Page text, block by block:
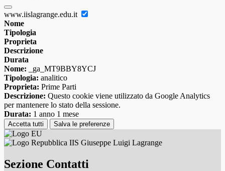
www.iislagrange.edu.it
Nome
Tipologia
Proprieta
Descrizione
Durata
Nome: _ga_MT9BBY8YCJ
Tipologia: analitico
Proprieta: Prime Parti
Descrizione: Questo cookie viene utilizzato da Google Analytics
per mantenere lo stato della sessione.
Durata: 1 anno 1 mese
Accetta tutti Salva le preferenze
IIS Giuseppe Luigi Lagrange
Sezione Contatti